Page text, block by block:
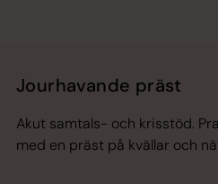
Jourhavande präst
Akut samtals- och krisstöd.
med en präst på kvällar och